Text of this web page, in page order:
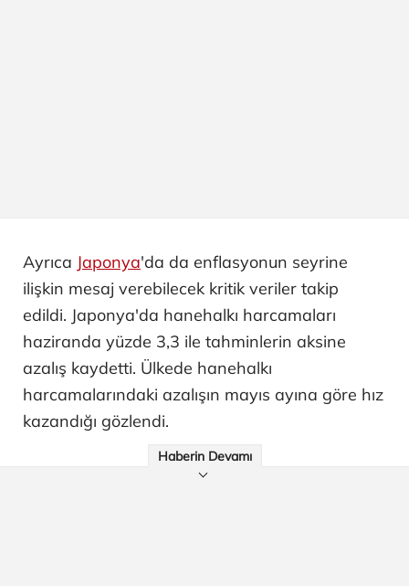
Ayrıca Japonya'da da enflasyonun seyrine
ilişkin mesaj verebilecek kritik veriler takip
edildi. Japonya'da hanehalkı harcamaları
haziranda yüzde 3,3 ile tahminlerin aksine
azalış kaydetti. Ülkede hanehalkı
harcamalarındaki azalışın mayıs ayına göre hız
kazandığı gözlendi.
Haberin Devamı